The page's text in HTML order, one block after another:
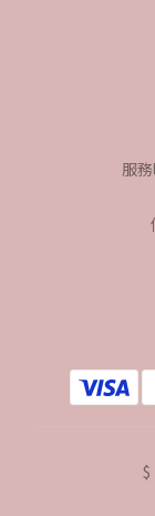
服
$